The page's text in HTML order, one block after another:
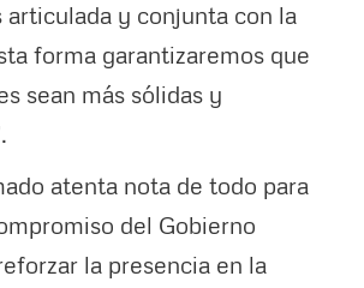
articulada y conjunta con la
forma garantizaremos que
sean más sólidas y
atenta nota de todo para
del Gobierno
la presencia en la